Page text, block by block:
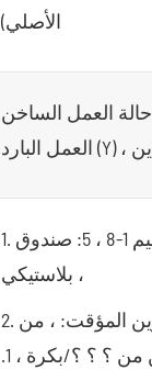
الأصلي)
حالة العمل الساخن (R) ، حالة
1. سلك مستقيم 1-8 ، 5: صندوق
بلاستيكي ،
2. في التخزين المؤقت: ، من
من من من من ؟ ؟ ؟/بكرة ، 1.